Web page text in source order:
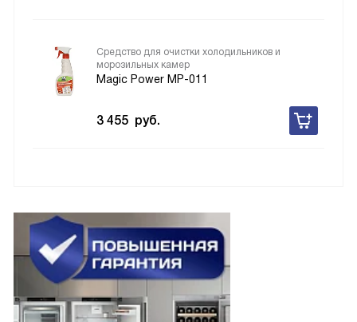
Средство для очистки холодильников и
морозильных камер
Magic Power MP-011
3 455 руб.